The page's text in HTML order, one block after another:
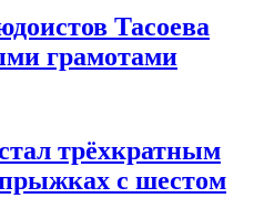
Тасоева
грамотами
трёхкратным
с шестом